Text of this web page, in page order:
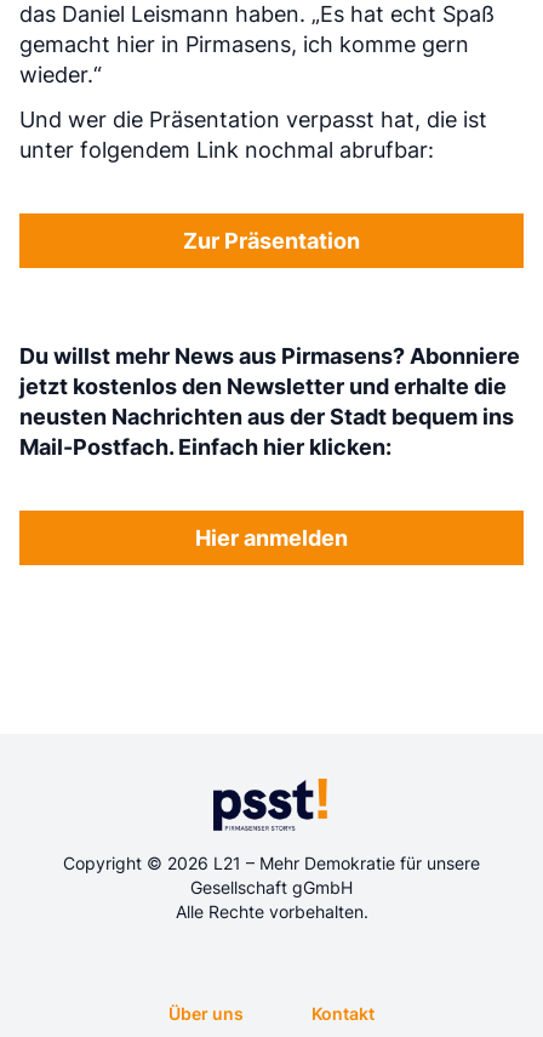
das Daniel Leismann haben. „Es hat echt Spaß
gemacht hier in Pirmasens, ich komme gern
wieder.“
Und wer die Präsentation verpasst hat, die ist
unter folgendem Link nochmal abrufbar:
Zur Präsentation
Du willst mehr News aus Pirmasens? Abonniere
jetzt kostenlos den Newsletter und erhalte die
neusten Nachrichten aus der Stadt bequem ins
Mail-Postfach. Einfach hier klicken:
Hier anmelden
Copyright © 2026 L21 – Mehr Demokratie für unsere
Gesellschaft gGmbH
Alle Rechte vorbehalten.
Über uns Kontakt